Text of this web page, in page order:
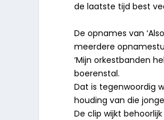
de laatste tijd best
De opnames van
meerdere
‘Mijn orkestbanden
boerenstal.
Dat is tegenwoordig
houding van die
De clip wijkt